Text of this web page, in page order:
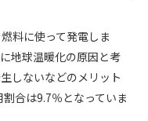
料に使って発電しま
地球温暖化の原因と考
しないなどのメリット
合は9.7％となっていま